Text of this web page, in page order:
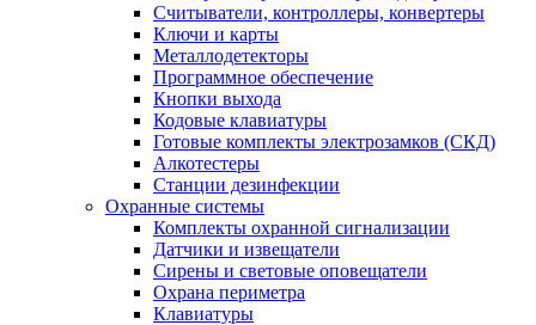
Считыватели, контроллеры, конвертеры
Ключи и карты
Металлодетекторы
Программное обеспечение
Кнопки выхода
Кодовые клавиатуры
Готовые комплекты электрозамков (СКД)
Алкотестеры
Станции дезинфекции
Охранные системы
Комплекты охранной сигнализации
Датчики и извещатели
Сирены и световые оповещатели
Охрана периметра
Клавиатуры